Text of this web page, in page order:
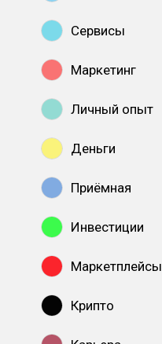
Сервисы
Маркетинг
Личный опыт
Деньги
Приёмная
Инвестиции
Маркетплейсы
Крипто